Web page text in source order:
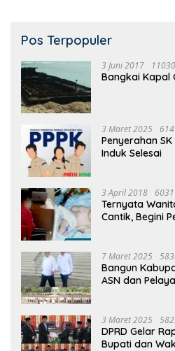
Pos Terpopuler
3 Juni 2017
Bangkai Kapal
3 Maret 2025
Penyerahan
Induk Selesai
3 April 2018
Ternyata
Cantik, Begini
7 Maret 2025
Bangun
ASN dan
3 Maret 2025
DPRD Gelar
Bupati dan